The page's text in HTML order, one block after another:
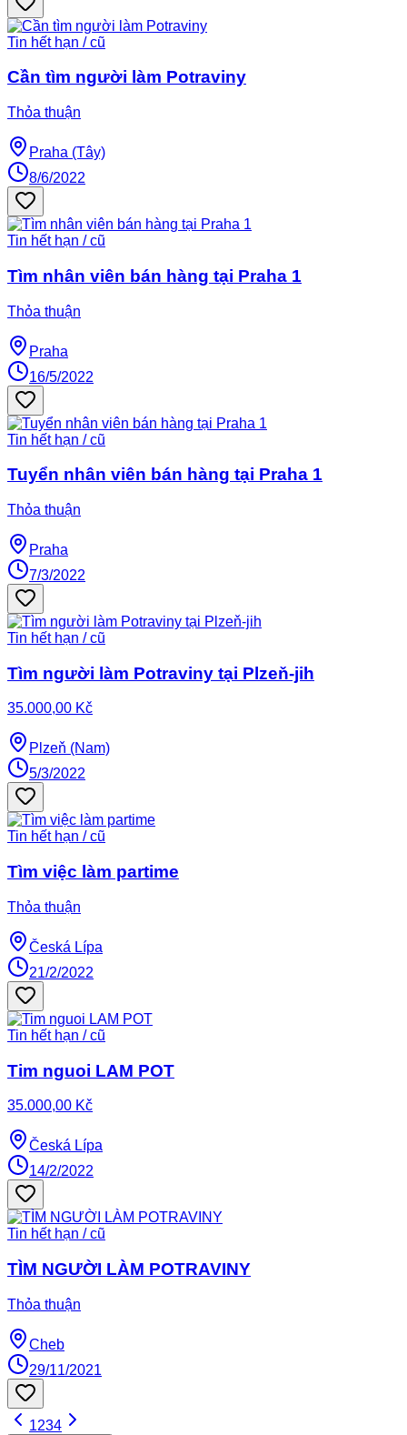
Tin hết hạn / cũ
Cần tìm người làm Potraviny
Thỏa thuận
Praha (Tây)
8/6/2022
Tin hết hạn / cũ
Tìm nhân viên bán hàng tại Praha 1
Thỏa thuận
Praha
16/5/2022
Tin hết hạn / cũ
Tuyển nhân viên bán hàng tại Praha 1
Thỏa thuận
Praha
7/3/2022
Tin hết hạn / cũ
Tìm người làm Potraviny tại Plzeň-jih
35.000,00 Kč
Plzeň (Nam)
5/3/2022
Tin hết hạn / cũ
Tìm việc làm partime
Thỏa thuận
Česká Lípa
21/2/2022
Tin hết hạn / cũ
Tim nguoi LAM POT
35.000,00 Kč
Česká Lípa
14/2/2022
Tin hết hạn / cũ
TÌM NGƯỜI LÀM POTRAVINY
Thỏa thuận
Cheb
29/11/2021
1234